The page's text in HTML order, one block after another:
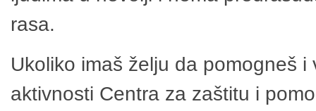
rasa.
Ukoliko imaš želju da pomogneš
aktivnosti Centra za zaštitu i